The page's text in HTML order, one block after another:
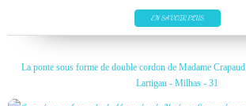
EN SAVOIR PLUS
La ponte sous forme de double cordon de Madame
Lartigau - Milhas - 31